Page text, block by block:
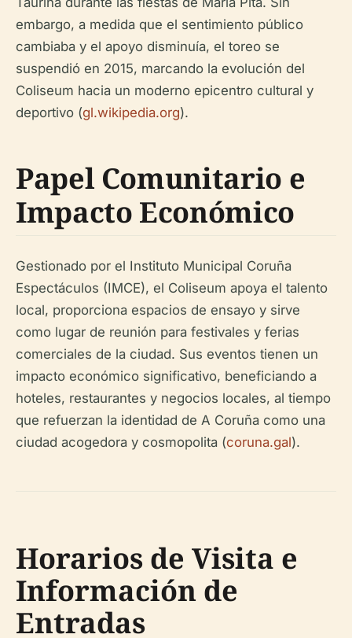
embargo, a medida que el sentimiento público
cambiaba y el apoyo disminuía, el toreo se
suspendió en 2015, marcando la evolución del
Coliseum hacia un moderno epicentro cultural y
deportivo (gl.wikipedia.org).
Papel Comunitario e
Impacto Económico
Gestionado por el Instituto Municipal Coruña
Espectáculos (IMCE), el Coliseum apoya el talento
local, proporciona espacios de ensayo y sirve
como lugar de reunión para festivales y ferias
comerciales de la ciudad. Sus eventos tienen un
impacto económico significativo, beneficiando a
hoteles, restaurantes y negocios locales, al tiempo
que refuerzan la identidad de A Coruña como una
ciudad acogedora y cosmopolita (coruna.gal).
Horarios de Visita e
Información de
Entradas